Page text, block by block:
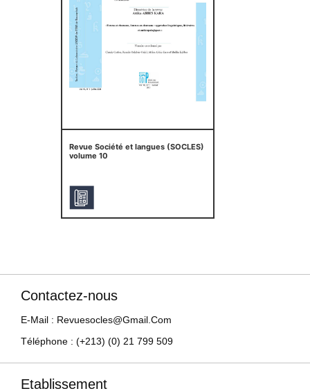
Revue Société et langues (SOCLES)
volume 10
Contactez-nous
E-Mail : Revuesocles@gmail.com
Téléphone : (+213) (0) 21 799 509
Etablissement